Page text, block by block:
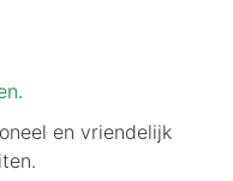
en vriendelijk